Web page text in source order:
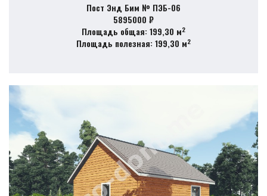
Пост Энд Бим № ПЭБ-06
5895000 ₽
Площадь общая: 199,30 м2
Площадь полезная: 199,30 м2